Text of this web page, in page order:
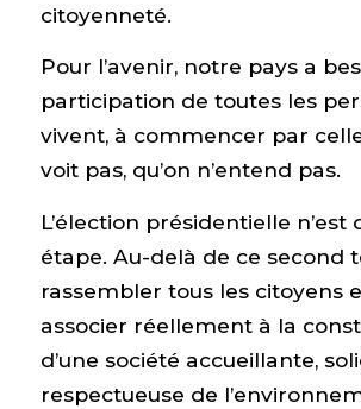
citoyenneté.
Pour l’avenir, notre pays a
participation de toutes les
vivent, à commencer par
voit pas, qu’on n’entend pas.
L’élection présidentielle n’est
étape. Au-delà de ce second
rassembler tous les citoyens
associer réellement à la
d’une société accueillante,
respectueuse de